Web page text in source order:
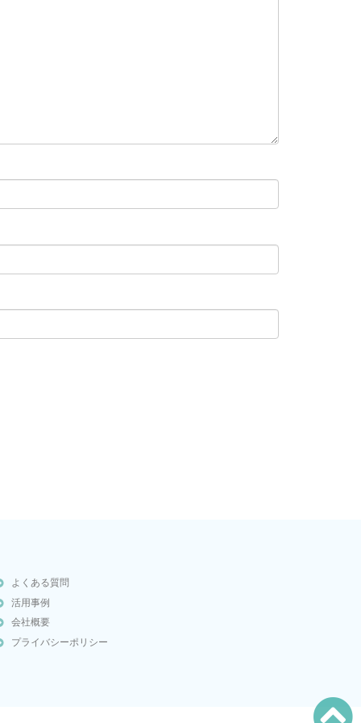
よくある質問
活用事例
会社概要
プライバシーポリシー